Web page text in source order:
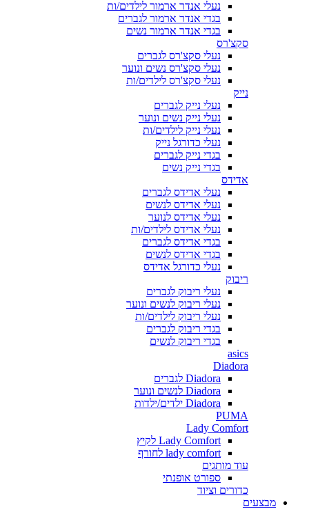
נעלי אנדר ארמור לילדים/ות
בגדי אנדר ארמור לגברים
בגדי אנדר ארמור נשים
סקצ'רס
נעלי סקצ'רס לגברים
נעלי סקצ'רס נשים ונוער
נעלי סקצ'רס לילדים/ות
נייק
נעלי נייק לגברים
נעלי נייק נשים ונוער
נעלי נייק לילדים/ות
נעלי כדורגל נייק
בגדי נייק לגברים
בגדי נייק נשים
אדידס
נעלי אדידס לגברים
נעלי אדידס לנשים
נעלי אדידס לנוער
נעלי אדידס לילדים/ות
בגדי אדידס לגברים
בגדי אדידס לנשים
נעלי כדורגל אדידס
ריבוק
נעלי ריבוק לגברים
נעלי ריבוק לנשים ונוער
נעלי ריבוק לילדים/ות
בגדי ריבוק לגברים
בגדי ריבוק לנשים
asics
Diadora
Diadora לגברים
Diadora לנשים ונוער
Diadora ילדים/ילדות
PUMA
Lady Comfort
Lady Comfort לקיץ
lady comfort לחורף
עוד מותגים
ספורט אופנתי
כדורים וציוד
מבצעים